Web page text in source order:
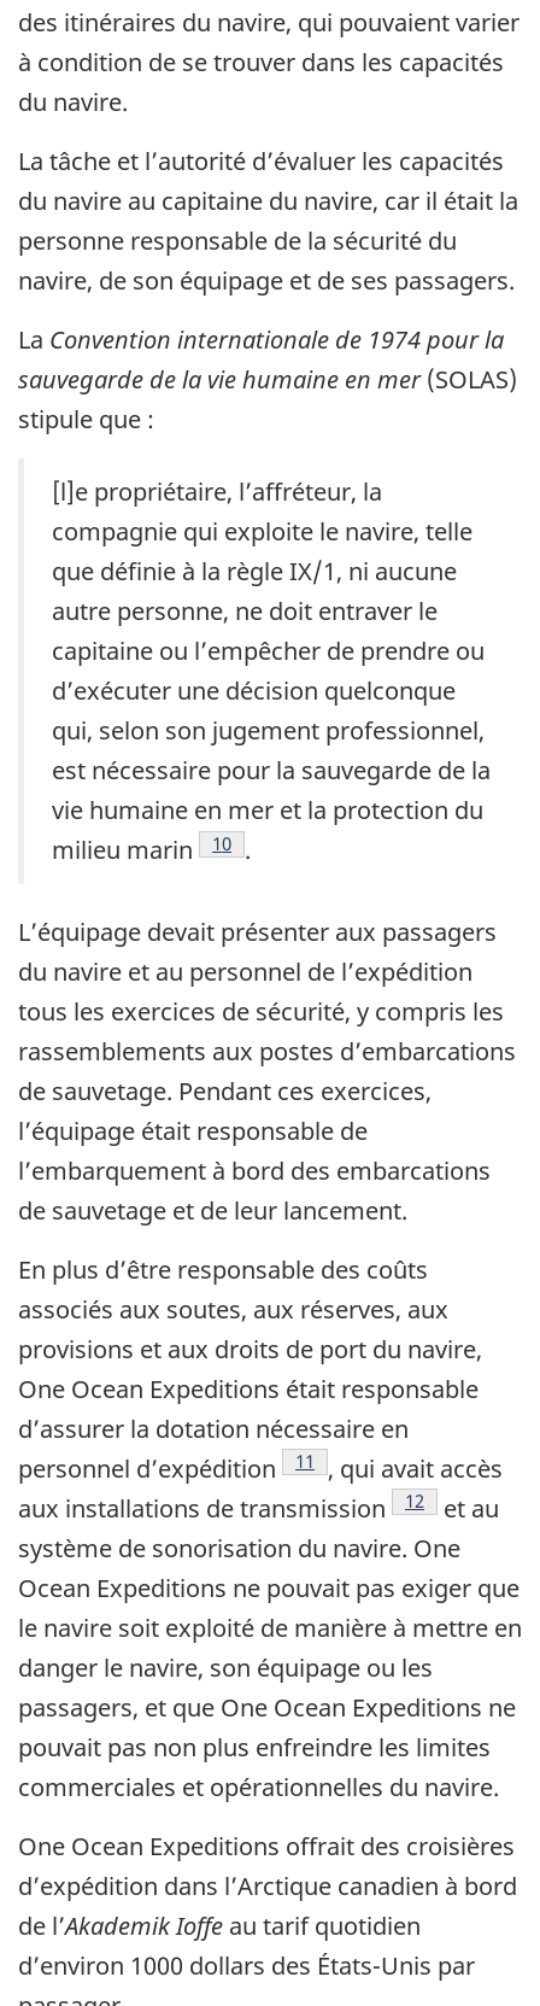
des itinéraires du navire, qui pouvaient varier
à condition de se trouver dans les capacités
du navire.
La tâche et l’autorité d’évaluer les capacités
du navire au capitaine du navire, car il était la
personne responsable de la sécurité du
navire, de son équipage et de ses passagers.
La Convention internationale de 1974 pour la
sauvegarde de la vie humaine en mer(SOLAS)
stipule que :
[l]e propriétaire, l’affréteur, la
compagnie qui exploite le navire, telle
que définie à la règle IX/1, ni aucune
autre personne, ne doit entraver le
capitaine ou l’empêcher de prendre ou
d’exécuter une décision quelconque
qui, selon son jugement professionnel,
est nécessaire pour la sauvegarde de la
vie humaine en mer et la protection du
milieu marin
Note de bas de page
10 .
L’équipage devait présenter aux passagers
du navire et au personnel de l’expédition
tous les exercices de sécurité, y compris les
rassemblements aux postes d’embarcations
de sauvetage. Pendant ces exercices,
l’équipage était responsable de
l’embarquement à bord des embarcations
de sauvetage et de leur lancement.
En plus d’être responsable des coûts
associés aux soutes, aux réserves, aux
provisions et aux droits de port du navire,
One Ocean Expeditions était responsable
d’assurer la dotation nécessaire en
personnel d’expédition
Note de bas de page
11
, qui avait accès
aux installations de transmission
Note de bas de
12
et au
système de sonorisation du navire. One
Ocean Expeditions ne pouvait pas exiger que
le navire soit exploité de manière à mettre en
danger le navire, son équipage ou les
passagers, et que One Ocean Expeditions ne
pouvait pas non plus enfreindre les limites
commerciales et opérationnelles du navire.
One Ocean Expeditions offrait des croisières
d’expédition dans l’Arctique canadien à bord
de l’Akademik Ioffe au tarif quotidien
d’environ 1000 dollars des États-Unis par